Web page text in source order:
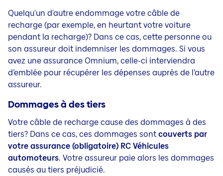
Quelqu'un d'autre endommage votre câble de
recharge (par exemple, en heurtant votre voiture
pendant la recharge)? Dans ce cas, cette personne ou
son assureur doit indemniser les dommages. Si vous
avez une assurance Omnium, celle-ci interviendra
d’emblée pour récupérer les dépenses auprès de l’autre
assureur.
Dommages à des tiers
Votre câble de recharge cause des dommages à des
tiers? Dans ce cas, ces dommages sontcouverts par
votre assurance (obligatoire) RC Véhicules
automoteurs. Votre assureur paie alors les dommages
causés au tiers préjudicié.